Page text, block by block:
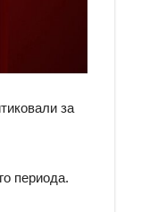
за
периода.